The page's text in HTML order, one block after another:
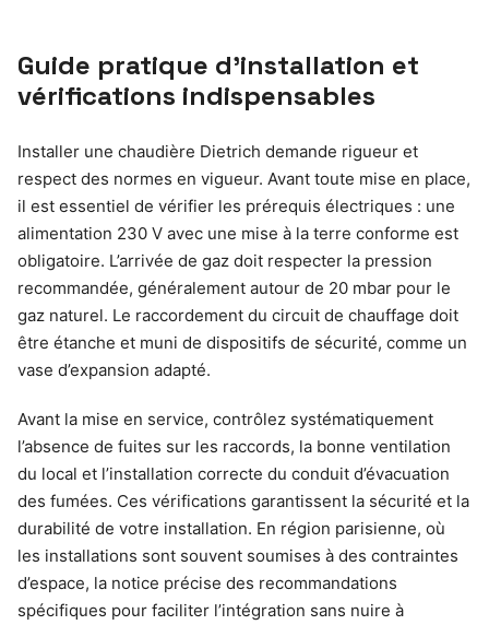
Guide pratique d’installation et
vérifications indispensables
Installer une chaudière Dietrich demande rigueur et
respect des normes en vigueur. Avant toute mise en place,
il est essentiel de vérifier les prérequis électriques : une
alimentation 230 V avec une mise à la terre conforme est
obligatoire. L’arrivée de gaz doit respecter la pression
recommandée, généralement autour de 20 mbar pour le
gaz naturel. Le raccordement du circuit de chauffage doit
être étanche et muni de dispositifs de sécurité, comme un
vase d’expansion adapté.
Avant la mise en service, contrôlez systématiquement
l’absence de fuites sur les raccords, la bonne ventilation
du local et l’installation correcte du conduit d’évacuation
des fumées. Ces vérifications garantissent la sécurité et la
durabilité de votre installation. En région parisienne, où
les installations sont souvent soumises à des contraintes
d’espace, la notice précise des recommandations
spécifiques pour faciliter l’intégration sans nuire à